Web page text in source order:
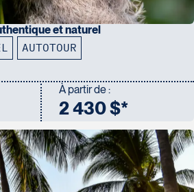
et naturel
AUTOTOUR
À partir de :
2 430 $*